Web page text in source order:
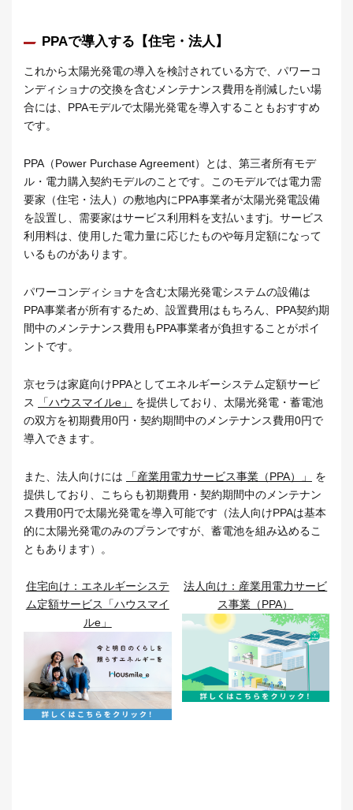
PPAで導入する【住宅・法人】
これから太陽光発電の導入を検討されている方で、パワーコ
ンディショナの交換を含むメンテナンス費用を削減したい場
合には、PPAモデルで太陽光発電を導入することもおすすめ
です。
PPA（Power Purchase Agreement）とは、第三者所有モデ
ル・電力購入契約モデルのことです。このモデルでは電力需
要家（住宅・法人）の敷地内にPPA事業者が太陽光発電設備
を設置し、需要家はサービス利用料を支払いますj。サービス
利用料は、使用した電力量に応じたものや毎月定額になって
いるものがあります。
パワーコンディショナを含む太陽光発電システムの設備は
PPA事業者が所有するため、設置費用はもちろん、PPA契約期
間中のメンテナンス費用もPPA事業者が負担することがポイ
ントです。
京セラは家庭向けPPAとしてエネルギーシステム定額サービ
ス
「ハウスマイルe」
を提供しており、太陽光発電・蓄電池
の双方を初期費用0円・契約期間中のメンテナンス費用0円で
導入できます。
また、法人向けには 「産業用電力サービス事業（PPA）」
を
提供しており、こちらも初期費用・契約期間中のメンテナン
ス費用0円で太陽光発電を導入可能です（法人向けPPAは基本
的に太陽光発電のみのプランですが、蓄電池を組み込めるこ
ともあります）。
住宅向け：エネルギーシステ
ム定額サービス「ハウスマイ
ルe」
法人向け：産業用電力サービ
ス事業（PPA）